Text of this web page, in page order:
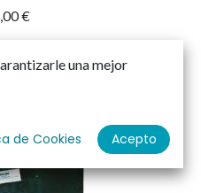
€
una mejor
de Cookies Acepto